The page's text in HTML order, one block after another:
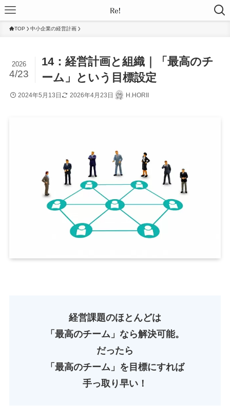
TOP 中小企業の経営計画
14：経営計画と組織｜「最高のチ
ーム」という目標設定
2026
4/23
2024年5月13日 2026年4月23日 H.HORII
経営課題のほとんどは
「最高のチーム」なら解決可能。
だったら
「最高のチーム」を目標にすれば
手っ取り早い！